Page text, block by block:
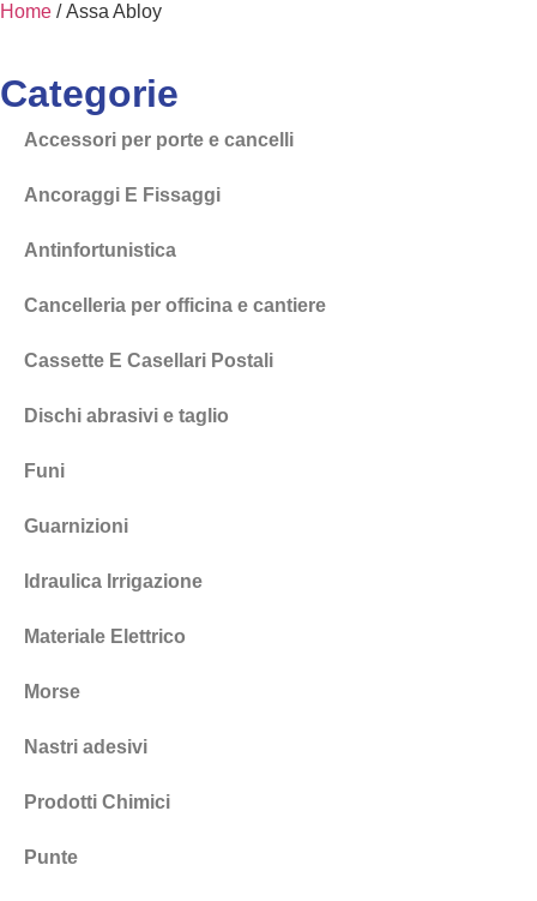
Home / Assa Abloy
Categorie
Accessori per porte e cancelli
Ancoraggi E Fissaggi
Antinfortunistica
Cancelleria per officina e cantiere
Cassette E Casellari Postali
Dischi abrasivi e taglio
Funi
Guarnizioni
Idraulica Irrigazione
Materiale Elettrico
Morse
Nastri adesivi
Prodotti Chimici
Punte